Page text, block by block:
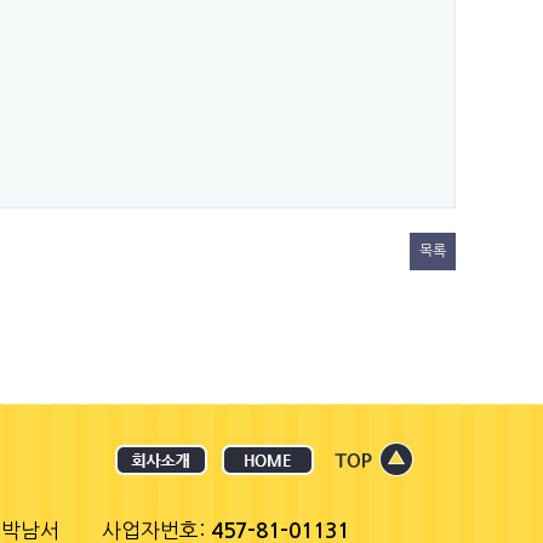
목록
남서 사업자번호: 457-81-01131